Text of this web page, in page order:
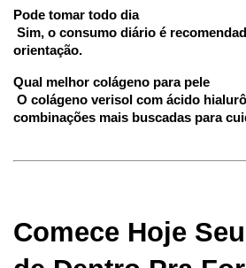
Pode tomar todo dia
orientação.
Qual melhor colágeno para pele
combinações mais buscadas para
Comece Hoje